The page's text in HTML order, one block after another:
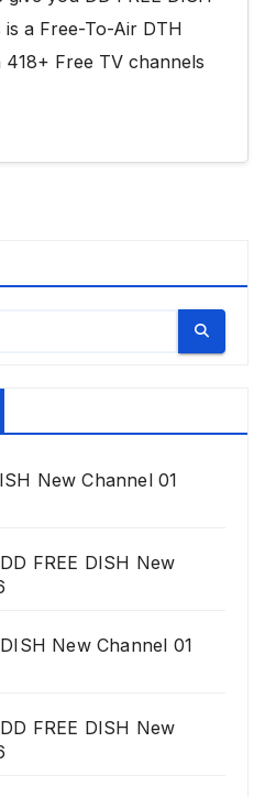
a Free-To-Air DTH
Free TV channels
New Channel 01
DD FREE DISH New
New Channel 01
DD FREE DISH New